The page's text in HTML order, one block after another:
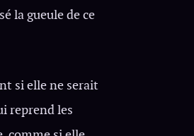
la gueule de ce
si elle ne serait
reprend les